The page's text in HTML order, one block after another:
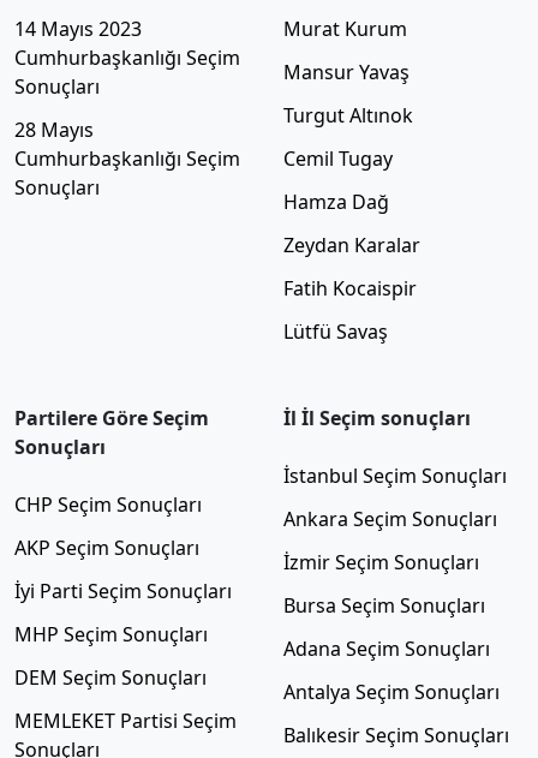
14 Mayıs 2023
Cumhurbaşkanlığı Seçim
Sonuçları
28 Mayıs
Cumhurbaşkanlığı Seçim
Sonuçları
Murat Kurum
Mansur Yavaş
Turgut Altınok
Cemil Tugay
Hamza Dağ
Zeydan Karalar
Fatih Kocaispir
Lütfü Savaş
Partilere Göre Seçim
Sonuçları
CHP Seçim Sonuçları
AKP Seçim Sonuçları
İyi Parti Seçim Sonuçları
MHP Seçim Sonuçları
DEM Seçim Sonuçları
MEMLEKET Partisi Seçim
Sonuçları
İl İl Seçim sonuçları
İstanbul Seçim Sonuçları
Ankara Seçim Sonuçları
İzmir Seçim Sonuçları
Bursa Seçim Sonuçları
Adana Seçim Sonuçları
Antalya Seçim Sonuçları
Balıkesir Seçim Sonuçları